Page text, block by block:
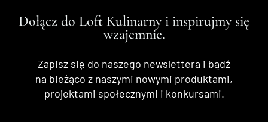
Dołącz do Loft Kulinarny i inspirujmy się
wzajemnie.
Zapisz się do naszego newslettera i bądź
na bieżąco z naszymi nowymi produktami,
projektami społecznymi i konkursami.